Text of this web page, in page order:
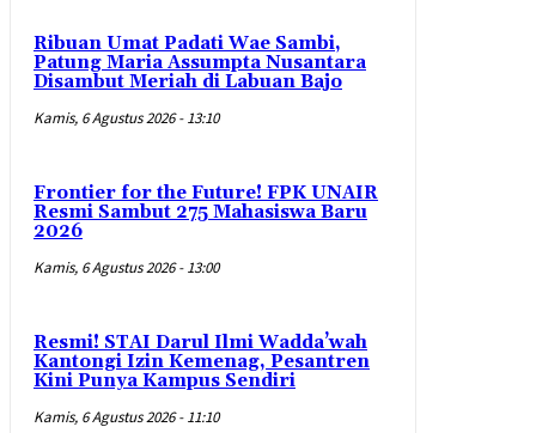
Ribuan Umat Padati Wae Sambi,
Patung Maria Assumpta Nusantara
Disambut Meriah di Labuan Bajo
Kamis, 6 Agustus 2026 - 13:10
Frontier for the Future! FPK UNAIR
Resmi Sambut 275 Mahasiswa Baru
2026
Kamis, 6 Agustus 2026 - 13:00
Resmi! STAI Darul Ilmi Wadda’wah
Kantongi Izin Kemenag, Pesantren
Kini Punya Kampus Sendiri
Kamis, 6 Agustus 2026 - 11:10